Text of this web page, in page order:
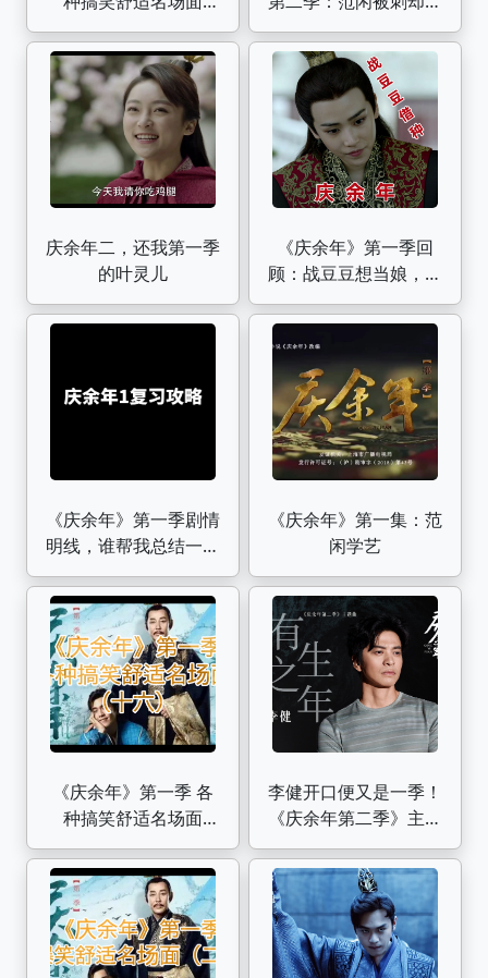
（八）
死回生？原来一切都在
计划之中（上）
庆余年二，还我第一季
的叶灵儿
《庆余年》第一季回
顾：战豆豆想当娘，司
理理和海棠朵朵找来范
闲帮忙！
《庆余年》第一季剧情
明线，谁帮我总结一下
暗线！
《庆余年》第一集：范
闲学艺
《庆余年》第一季 各
种搞笑舒适名场面
（十六）
李健开口便又是一季！
《庆余年第二季》主题
曲《有生之年》MV